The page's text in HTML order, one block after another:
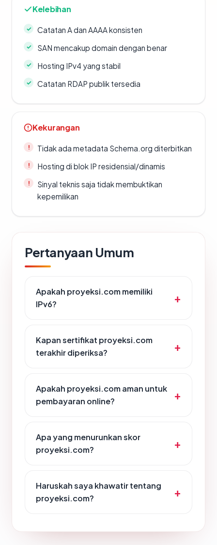
Kelebihan
Catatan A dan AAAA konsisten
SAN mencakup domain dengan benar
Hosting IPv4 yang stabil
Catatan RDAP publik tersedia
Kekurangan
Tidak ada metadata Schema.org diterbitkan
Hosting di blok IP residensial/dinamis
Sinyal teknis saja tidak membuktikan
kepemilikan
Pertanyaan Umum
Apakah proyeksi.com memiliki
IPv6?
Kapan sertifikat proyeksi.com
terakhir diperiksa?
Apakah proyeksi.com aman untuk
pembayaran online?
Apa yang menurunkan skor
proyeksi.com?
Haruskah saya khawatir tentang
proyeksi.com?